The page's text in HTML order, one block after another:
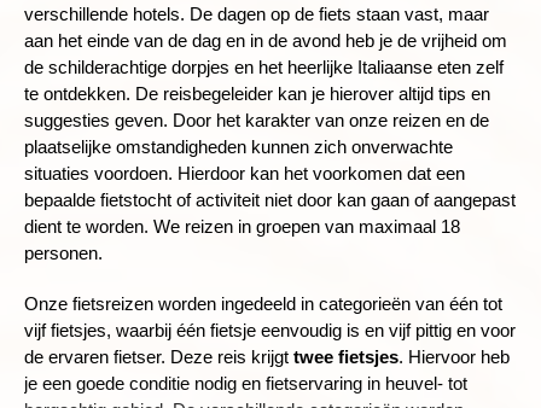
verschillende hotels. De dagen op de fiets staan vast, maar
aan het einde van de dag en in de avond heb je de vrijheid om
de schilderachtige dorpjes en het heerlijke Italiaanse eten zelf
te ontdekken. De reisbegeleider kan je hierover altijd tips en
suggesties geven. Door het karakter van onze reizen en de
plaatselijke omstandigheden kunnen zich onverwachte
situaties voordoen. Hierdoor kan het voorkomen dat een
bepaalde fietstocht of activiteit niet door kan gaan of aangepast
dient te worden. We reizen in groepen van maximaal 18
personen.
Onze fietsreizen worden ingedeeld in categorieën van één tot
vijf fietsjes, waarbij één fietsje eenvoudig is en vijf pittig en voor
de ervaren fietser. Deze reis krijgt twee fietsjes. Hiervoor heb
je een goede conditie nodig en fietservaring in heuvel- tot